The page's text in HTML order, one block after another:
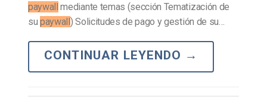
paywall mediante temas (sección Tematización de
supaywall) Solicitudes de pago y gestión de su…
CONTINUAR LEYENDO →